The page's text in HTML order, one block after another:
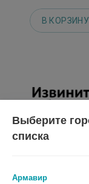
В КОРЗИНУ
Выберите
списка
Армавир